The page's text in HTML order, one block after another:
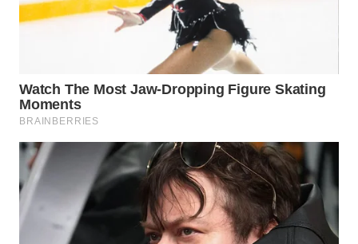
WAHANANEWS
WAHANA
SPORT
WAHANA
UMKM